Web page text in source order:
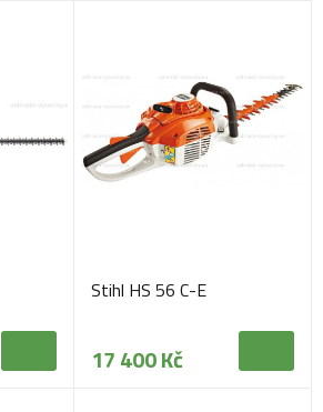
Stihl HS 56 C-E
17 400 Kč